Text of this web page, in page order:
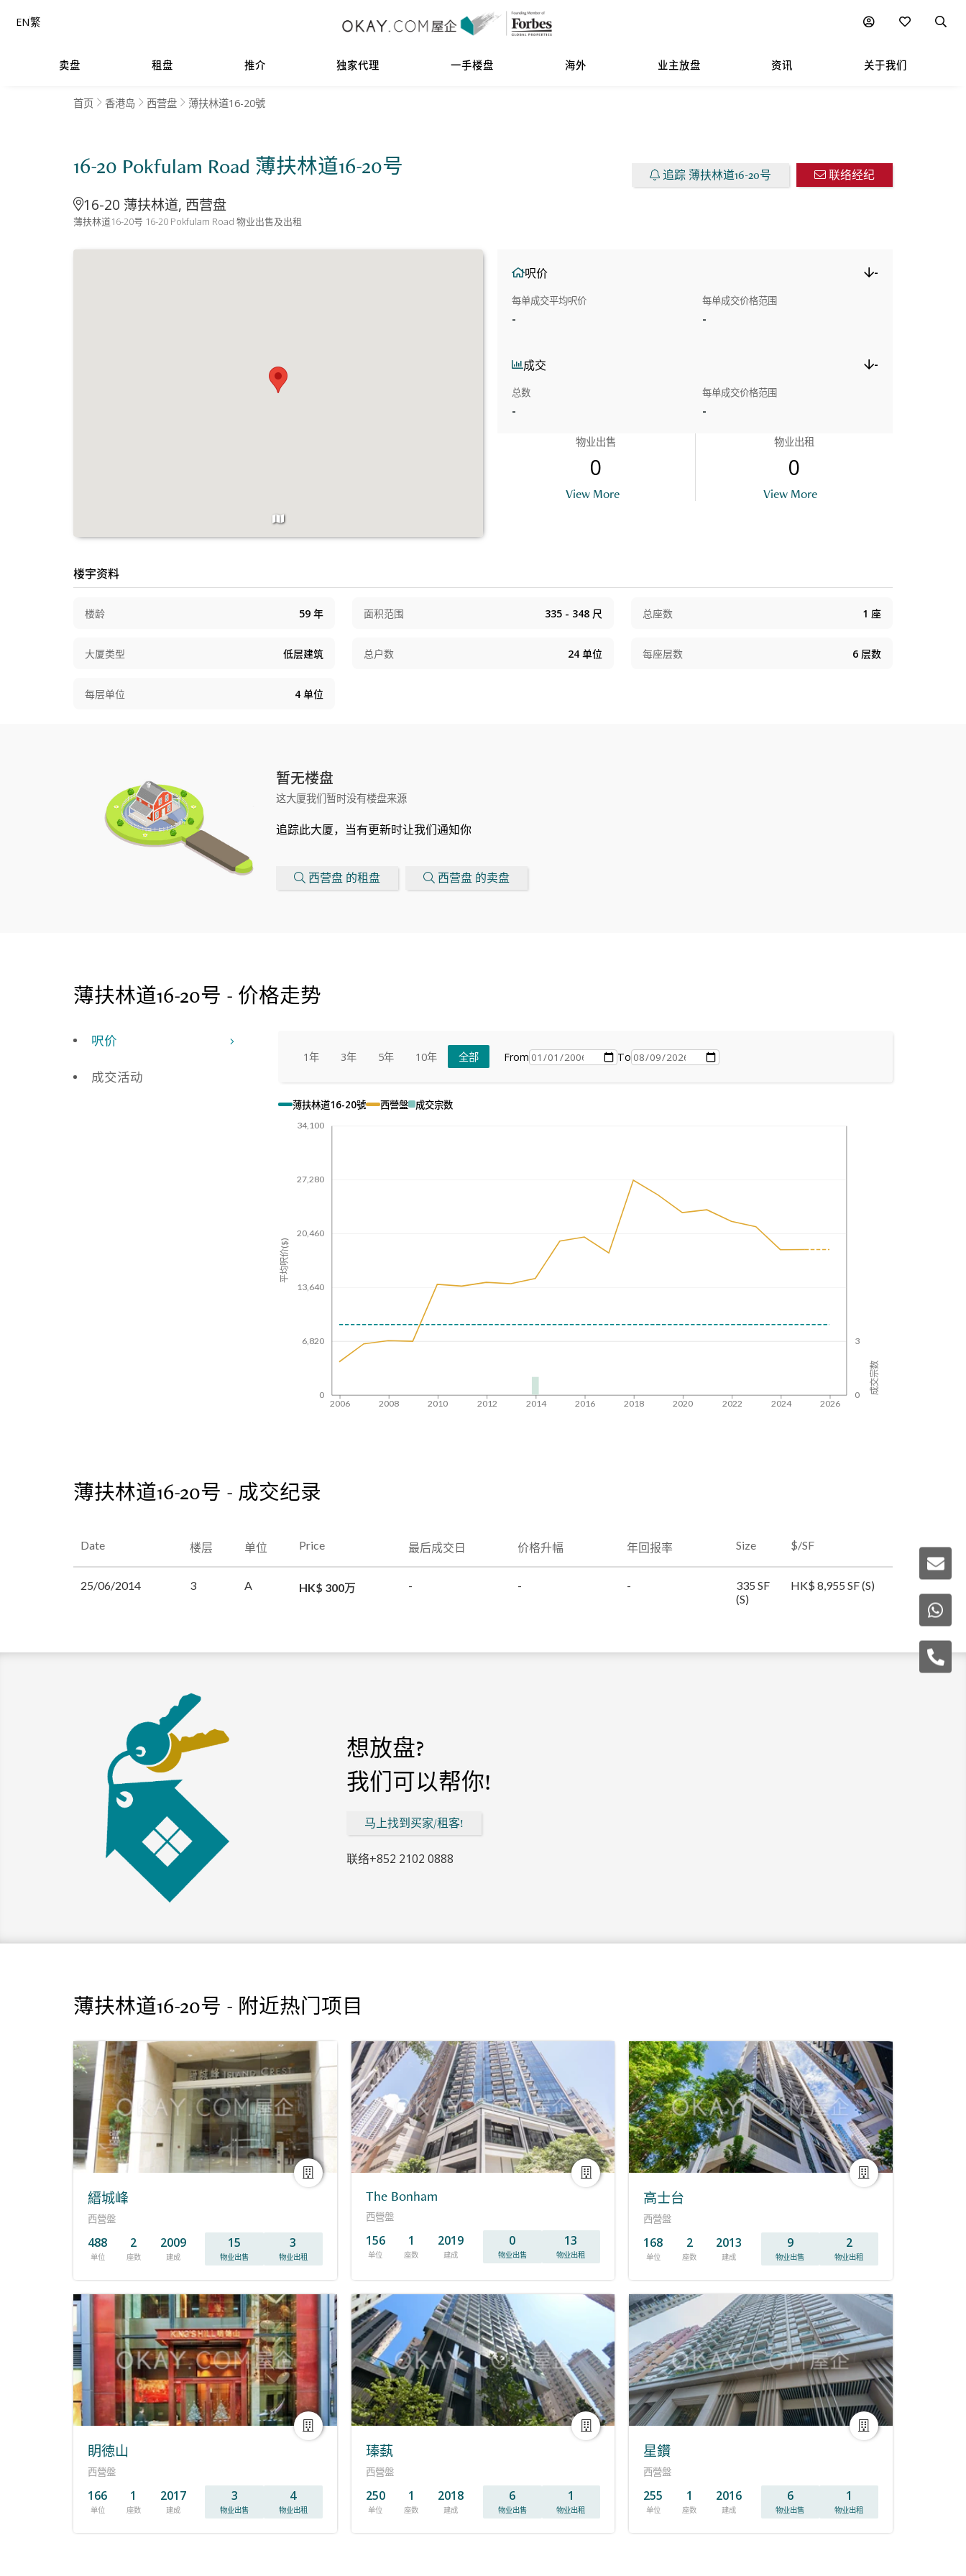
卖盘 租盘 推介 独家代理 一手楼盘 海外 业主放盘 资讯 关于我们
EN繁 附近热门项目
首页 香港岛 西营盘 薄扶林道16-20號
16-20 Pokfulam Road 薄扶林道16-20号
16-20 薄扶林道, 西营盘
追踪 薄扶林道16-20号 联络经纪
薄扶林道16-20号 16-20 Pokfulam Road 物业出售及出租
呎价 -
每单成交平均呎价
-
每单成交价格范围
-
成交 -
总数
-
每单成交价格范围
-
物业出售
0
View More
物业出租
0
View More
楼宇资料
楼龄 59 年 面积范围 335 - 348 尺 总座数 1 座
大厦类型 低层建筑 总户数 24 单位 每座层数 6 层数
每层单位 4 单位
暂无楼盘
这大厦我们暂时没有楼盘来源
追踪此大厦，当有更新时让我们通知你
西营盘 的租盘 西营盘 的卖盘
薄扶林道16-20号 - 价格走势
呎价
成交活动
1年 3年 5年 10年 全部 From To
薄扶林道16-20號 西營盤 成交宗数
3
0
2006 2008 2010 2012 2014 2016 2018 2020 2022 2024 2026
成交宗数
34,100
27,280
20,460
13,640
6,820
0
平均呎价($)
薄扶林道16-20号 - 成交纪录
Date 楼层 单位 Price 最后成交日 价格升幅 年回报率 Size $/SF
25/06/2014 3 A HK$ 300万 - - -
335 SF
(S)
HK$ 8,955 SF (S)
想放盘?
我们可以帮你!
马上找到买家/租客!
联络+852 2102 0888
薄扶林道16-20号 - 附近热门项目
縉城峰
西營盤
488
单位
2
座数
2009
建成
15
物业出售
3
物业出租
The Bonham
西營盤
156
单位
1
座数
2019
建成
0
物业出售
13
物业出租
高士台
西營盤
168
单位
2
座数
2013
建成
9
物业出售
2
物业出租
眀徳山
西營盤
166
单位
1
座数
2017
建成
3
物业出售
4
物业出租
瑧蓺
西營盤
250
单位
1
座数
2018
建成
6
物业出售
1
物业出租
星鑽
西營盤
255
单位
1
座数
2016
建成
6
物业出售
1
物业出租